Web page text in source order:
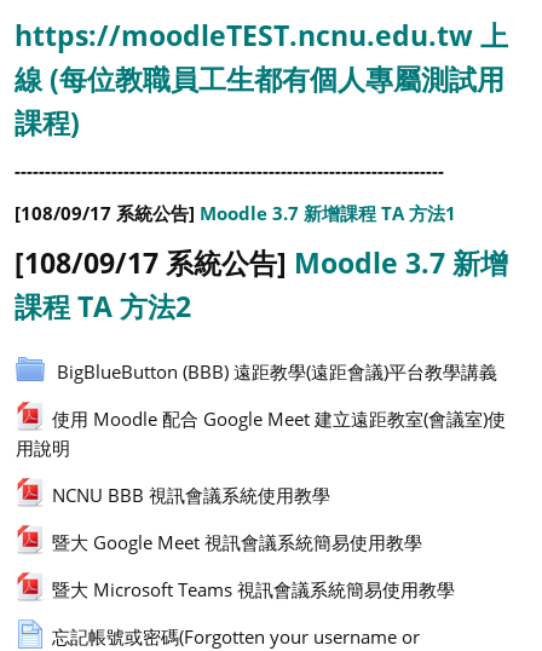
https://moodleTEST.ncnu.edu.tw 上
線 (每位教職員工生都有個人專屬測試用
課程)
-----------------------------------------------------------------------
[108/09/17 系統公告] Moodle 3.7 新增課程 TA 方法1
[108/09/17 系統公告] Moodle 3.7 新增
課程 TA 方法2
BigBlueButton (BBB) 遠距教學(遠距會議)平台教學講義
使用 Moodle 配合 Google Meet 建立遠距教室(會議室)使
用說明
NCNU BBB 視訊會議系統使用教學
暨大 Google Meet 視訊會議系統簡易使用教學
暨大 Microsoft Teams 視訊會議系統簡易使用教學
忘記帳號或密碼(Forgotten your username or